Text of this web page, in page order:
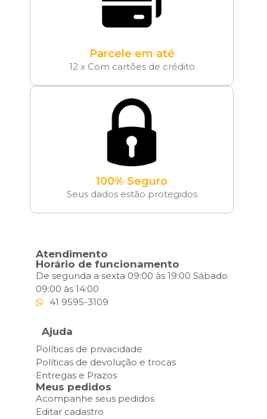
Parcele em até
12 x Com cartões de crédito
100% Seguro
Seus dados estão protegidos
Atendimento
Horário de funcionamento
De segunda a sexta 09:00 às 19:00 Sábado
09:00 às 14:00
41 9595-3109
Ajuda
Políticas de privacidade
Políticas de devolução e trocas
Entregas e Prazos
Meus pedidos
Acompanhe seus pedidos
Editar cadastro